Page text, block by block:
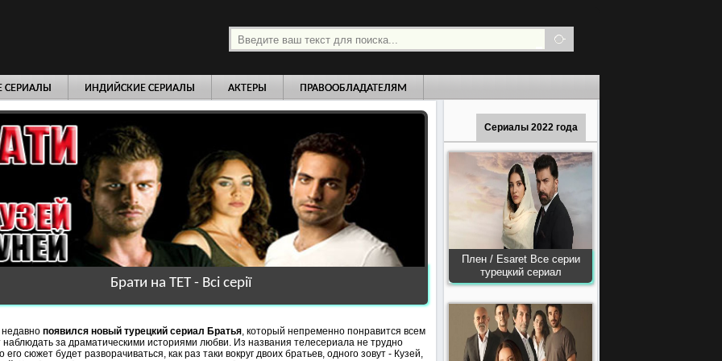
СЕРИАЛЫ ИНДИЙСКИЕ СЕРИАЛЫ АКТЕРЫ ПРАВООБЛАДАТЕЛЯМ
Сериалы 2022 года
Плен / Esaret Все серии
турецкий сериал
Брати на ТЕТ - Всі серії
появился новый турецкий сериал Братья, который непременно понравится всем
наблюдать за драматическими историями любви. Из названия телесериала не трудно
его сюжет будет разворачиваться, как раз таки вокруг двоих братьев, одного зовут - Кузей,